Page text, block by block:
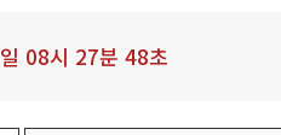
일 08시 27분 48초